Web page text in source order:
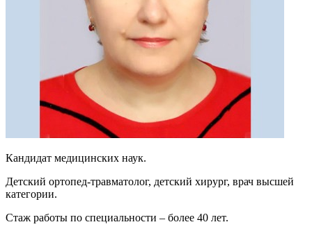
Кандидат медицинских наук.
Детский ортопед-травматолог, детский хирург, врач высшей
категории.
Стаж работы по специальности – более 40 лет.